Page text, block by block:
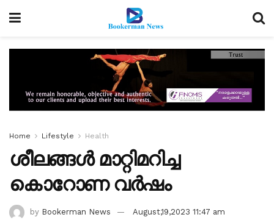
Home Lifestyle Health
ശീലങ്ങള്‍ മാറ്റിമറിച്ച
കൊറോണ വര്‍ഷം
by Bookerman News
August,19,2023 11:47 am